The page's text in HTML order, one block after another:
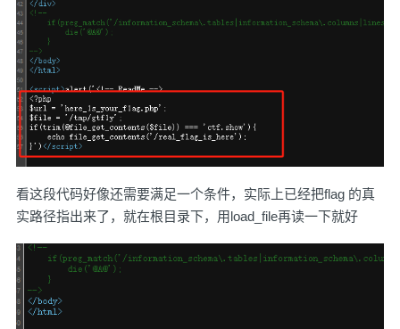
看这段代码好像还需要满足一个条件，实际上已经把flag 的真
实路径指出来了，就在根目录下，用load_file再读一下就好